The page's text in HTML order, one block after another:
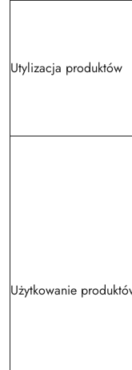
Utylizacja produktów
Użytkowanie